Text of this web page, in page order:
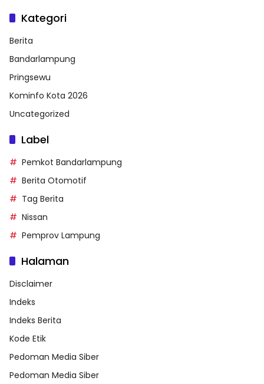
Kategori
Berita
Bandarlampung
Pringsewu
Kominfo Kota 2026
Uncategorized
Label
Pemkot Bandarlampung
Berita Otomotif
Tag Berita
Nissan
Pemprov Lampung
Halaman
Disclaimer
Indeks
Indeks Berita
Kode Etik
Pedoman Media Siber
Pedoman Media Siber